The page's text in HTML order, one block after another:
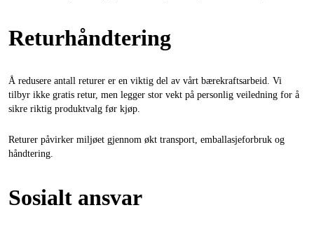
Returhåndtering
Å redusere antall returer er en viktig del av vårt bærekraftsarbeid. Vi
tilbyr ikke gratis retur, men legger stor vekt på personlig veiledning for å
sikre riktig produktvalg før kjøp.
Returer påvirker miljøet gjennom økt transport, emballasjeforbruk og
håndtering.
Sosialt ansvar